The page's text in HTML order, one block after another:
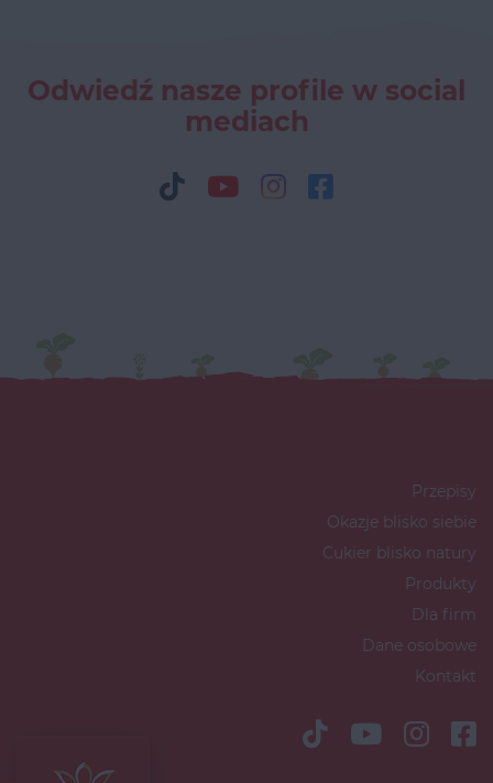
Odwiedź nasze profile w social
mediach
Przepisy
Okazje blisko siebie
Cukier blisko natury
Produkty
Dla firm
Dane osobowe
Kontakt